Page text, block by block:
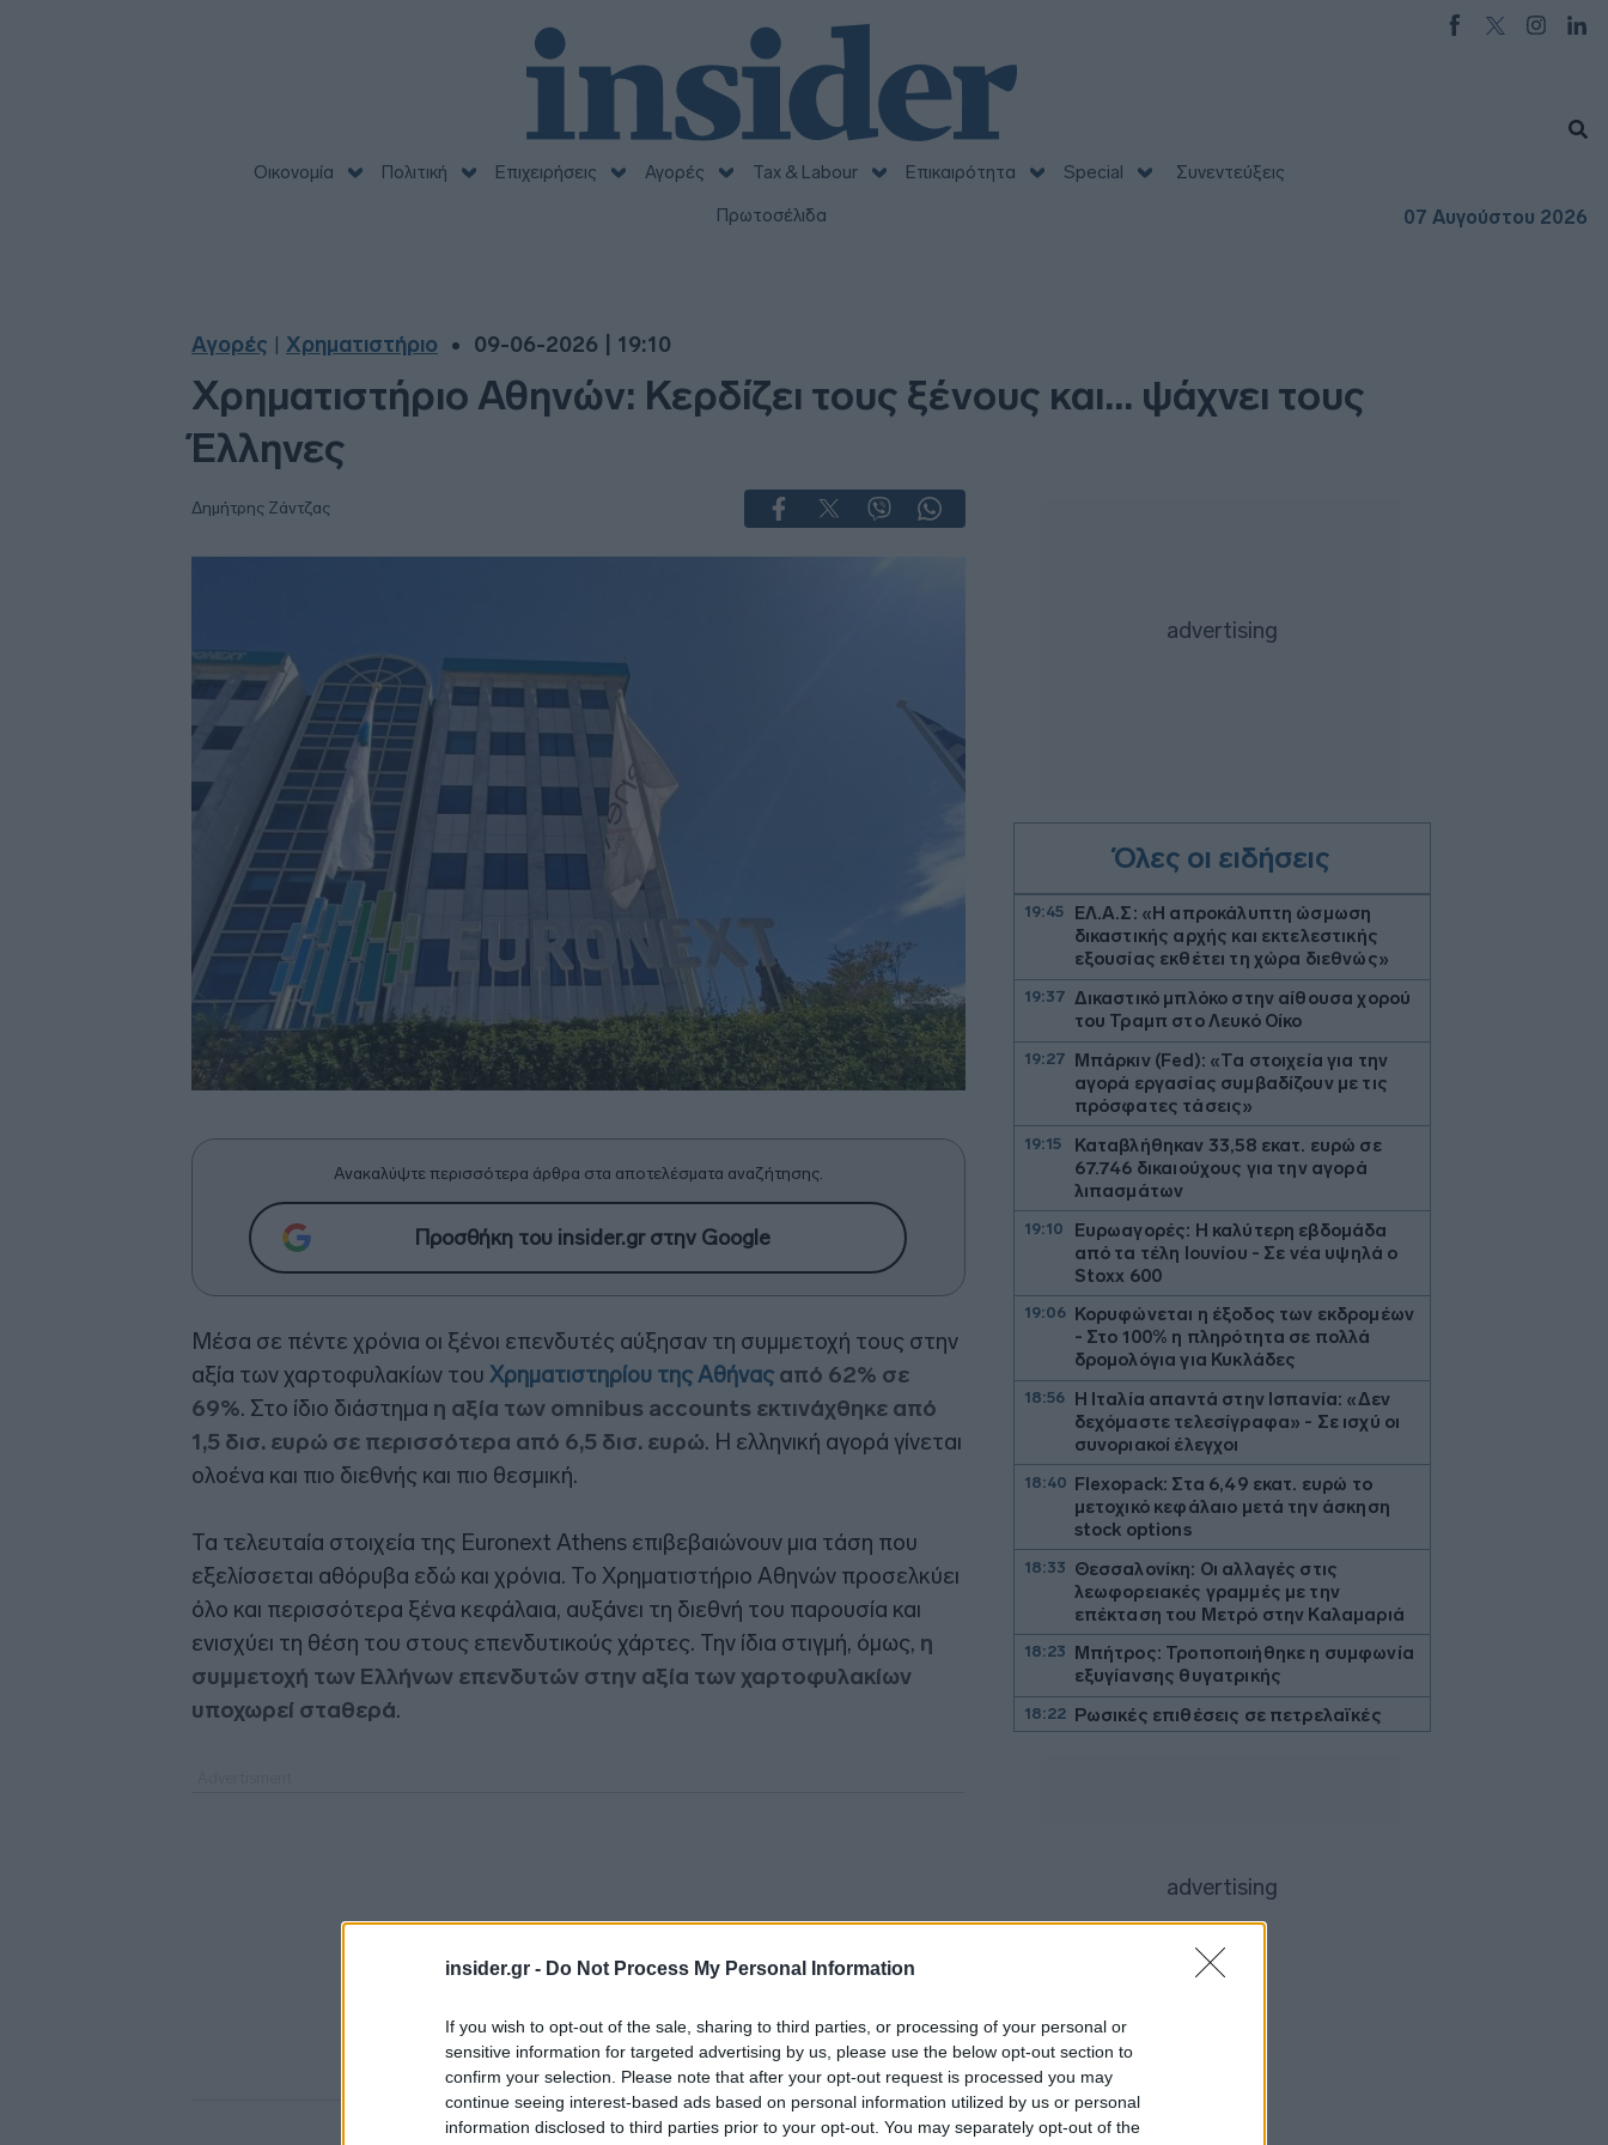
insider.gr - Do Not Process My Personal Information
If you wish to opt-out of the sale, sharing to third parties, or processing of your personal or
sensitive information for targeted advertising by us, please use the below opt-out section to
confirm your selection. Please note that after your opt-out request is processed you may
continue seeing interest-based ads based on personal information utilized by us or personal
information disclosed to third parties prior to your opt-out. You may separately opt-out of the
Οικονομία Πολιτική Επιχειρήσεις Αγορές Tax & Labour Επικαιρότητα Special
Συνεντεύξεις
Πρωτοσέλιδα
07 Αυγούστου 2026
Αγορές Χρηματιστήριο 09-06-2026 | 19:10
Χρηματιστήριο Αθηνών: Κερδίζει τους ξένους και… ψάχνει τους
Έλληνες
Δημήτρης Ζάντζας
Ανακαλύψτε περισσότερα άρθρα στα αποτελέσματα αναζήτησης.
Προσθήκη του insider.gr στην Google
Μέσα σε πέντε χρόνια οι ξένοι επενδυτές αύξησαν τη συμμετοχή τους στην
αξία των χαρτοφυλακίων του Χρηματιστηρίου της Αθήνας από 62% σε
69%. Στο ίδιο διάστημα η αξία των omnibus accounts εκτινάχθηκε από
1,5 δισ. ευρώ σε περισσότερα από 6,5 δισ. ευρώ. Η ελληνική αγορά γίνεται
ολοένα και πιο διεθνής και πιο θεσμική.
Τα τελευταία στοιχεία της Euronext Athens επιβεβαιώνουν μια τάση που
εξελίσσεται αθόρυβα εδώ και χρόνια. Το Χρηματιστήριο Αθηνών προσελκύει
όλο και περισσότερα ξένα κεφάλαια, αυξάνει τη διεθνή του παρουσία και
ενισχύει τη θέση του στους επενδυτικούς χάρτες. Την ίδια στιγμή, όμως, η
συμμετοχή των Ελλήνων επενδυτών στην αξία των χαρτοφυλακίων
υποχωρεί σταθερά.
Όλες οι ειδήσεις
19:45
ΕΛ.Α.Σ: «Η απροκάλυπτη ώσμωση
δικαστικής αρχής και εκτελεστικής
εξουσίας εκθέτει τη χώρα διεθνώς»
19:37 Δικαστικό μπλόκο στην αίθουσα χορού
του Τραμπ στο Λευκό Οίκο
19:27 Μπάρκιν (Fed): «Τα στοιχεία για την
αγορά εργασίας συμβαδίζουν με τις
πρόσφατες τάσεις»
19:15
Καταβλήθηκαν 33,58 εκατ. ευρώ σε
67.746 δικαιούχους για την αγορά
λιπασμάτων
19:10
Ευρωαγορές: Η καλύτερη εβδομάδα
από τα τέλη Ιουνίου - Σε νέα υψηλά ο
Stoxx 600
19:06 Κορυφώνεται η έξοδος των εκδρομέων
- Στο 100% η πληρότητα σε πολλά
δρομολόγια για Κυκλάδες
18:56
Η Ιταλία απαντά στην Ισπανία: «Δεν
δεχόμαστε τελεσίγραφα» - Σε ισχύ οι
συνοριακοί έλεγχοι
18:40 Flexopack: Στα 6,49 εκατ. ευρώ το
μετοχικό κεφάλαιο μετά την άσκηση
stock options
18:33 Θεσσαλονίκη: Οι αλλαγές στις
λεωφορειακές γραμμές με την
επέκταση του Μετρό στην Καλαμαριά
18:23
Μπήτρος: Τροποποιήθηκε η συμφωνία
εξυγίανσης θυγατρικής
18:22 Ρωσικές επιθέσεις σε πετρελαϊκές
εγκαταστάσεις της Naftogaz στο
εμβόλια για την αντιμετώπιση της
Προς χαμηλό 10ετίας η παραγωγή
ζάχαρης στην Ευρώπη
- Ανάπτυξη αμυντικών τεχνολογιών σε
Ελλάδα και Κύπρο
17:33
Ο Τραμπ επιβάλλει δασμούς 15% σε
βασικά υλικά τσιπ για να αντιμετωπίσει
την Κίνα